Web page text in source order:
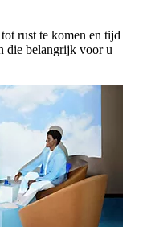
rust te komen en tijd
die belangrijk voor u